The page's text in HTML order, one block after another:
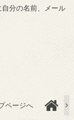
分の名前、メール
ページへ